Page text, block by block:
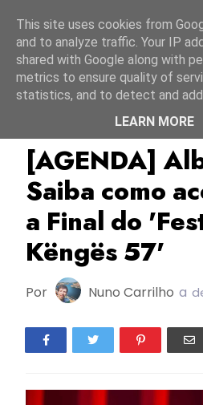
Albânia
[AGENDA]
Saiba como
a Final do
Këngës 57'
Por Nuno Carrilho a
This site uses cookies from
and to analyze traffic. Your IP
shared with Google along with
metrics to ensure quality of
statistics, and to detect and
LEARN MORE